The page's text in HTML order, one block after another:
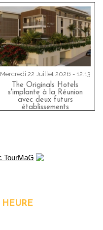
Mercredi 22 Juillet 2026 - 12:13
The Originals Hotels
s'implante à la Réunion
avec deux futurs
établissements
HEURE